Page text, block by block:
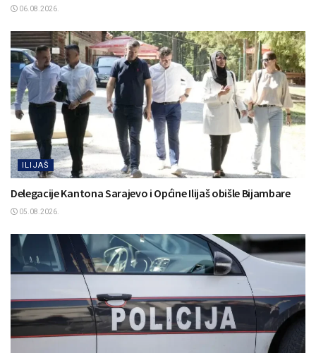
06.08.2026.
ILIJAŠ
Delegacije Kantona Sarajevo i Općine Ilijaš obišle Bijambare
05.08.2026.